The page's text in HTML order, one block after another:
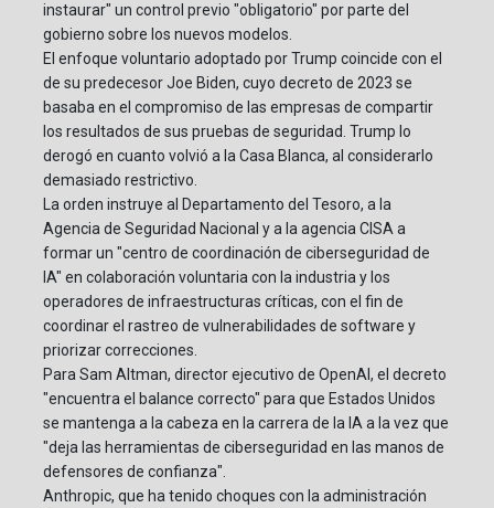
instaurar" un control previo "obligatorio" por parte del
gobierno sobre los nuevos modelos.
El enfoque voluntario adoptado por Trump coincide con el
de su predecesor Joe Biden, cuyo decreto de 2023 se
basaba en el compromiso de las empresas de compartir
los resultados de sus pruebas de seguridad. Trump lo
derogó en cuanto volvió a la Casa Blanca, al considerarlo
demasiado restrictivo.
La orden instruye al Departamento del Tesoro, a la
Agencia de Seguridad Nacional y a la agencia CISA a
formar un "centro de coordinación de ciberseguridad de
IA" en colaboración voluntaria con la industria y los
operadores de infraestructuras críticas, con el fin de
coordinar el rastreo de vulnerabilidades de software y
priorizar correcciones.
Para Sam Altman, director ejecutivo de OpenAI, el decreto
"encuentra el balance correcto" para que Estados Unidos
se mantenga a la cabeza en la carrera de la IA a la vez que
"deja las herramientas de ciberseguridad en las manos de
defensores de confianza".
Anthropic, que ha tenido choques con la administración